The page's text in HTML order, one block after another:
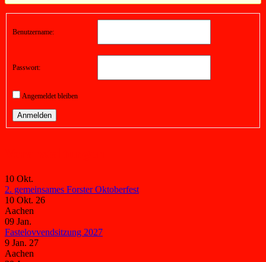
Benutzername:
Passwort:
Angemeldet bleiben
Anmelden
10 Okt.
2. gemeinsames Forster Oktoberfest
10 Okt. 26
Aachen
09 Jan.
Fastelovvendsitzung 2027
9 Jan. 27
Aachen